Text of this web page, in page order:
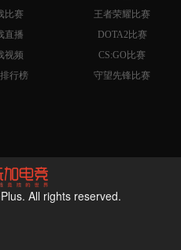
比赛
直播
视频
行榜
王者荣耀比赛
DOTA2比赛
CS:GO比赛
守望先锋比赛
All rights reserved.